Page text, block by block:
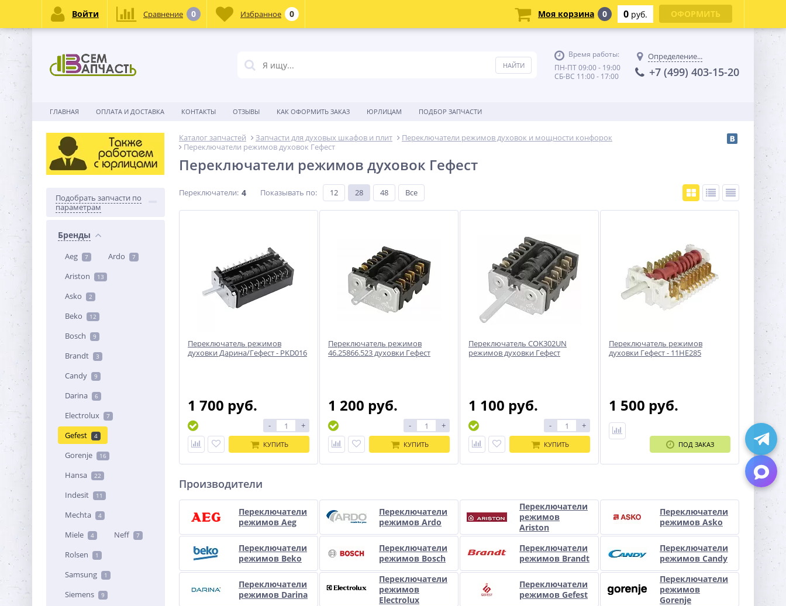
Время работы:
ПН-ПТ 09:00 - 19:00
СБ-ВС 11:00 - 17:00
Определение...
+7 (499) 403-15-20
ГЛАВНАЯ ОПЛАТА И ДОСТАВКА КОНТАКТЫ ОТЗЫВЫ КАК ОФОРМИТЬ ЗАКАЗ ЮРЛИЦАМ ПОДБОР ЗАПЧАСТИ
Подобрать запчасти по
параметрам
Бренды
Aeg 7 Ardo 7
Ariston 13
Asko 2
Beko 12
Bosch 9
Brandt 3
Candy 9
Darina 6
Electrolux 7
Gefest 4
Gorenje 16
Hansa 22
Indesit 11
Mechta 4
Miele 4 Neff 7
Rolsen 1
Samsung 1
Siemens 9
Каталог запчастей Запчасти для духовых шкафов и плит
Переключатели режимов духовок и мощности конфорок
Переключатели режимов духовок Гефест
Переключатели режимов духовок Гефест
Переключатели: 4 Показывать по: 12 28 48 Все
Переключатель режимов
духовки Дарина/Гефест - PKD016
1 700 руб.
- +
КУПИТЬ
Переключатель режимов
46.25866.523 духовки Гефест
1 200 руб.
- +
КУПИТЬ
Переключатель COK302UN
режимов духовки Гефест
1 100 руб.
- +
КУПИТЬ
Переключатель режимов
духовки Гефест - 11HE285
1 500 руб.
ПОД ЗАКАЗ
Производители
Переключатели
режимов Aeg
Переключатели
режимов Ardo
Переключатели
режимов
Ariston
Переключатели
режимов Asko
Переключатели
режимов Beko
Переключатели
режимов Bosch
Переключатели
режимов Brandt
Переключатели
режимов Candy
Переключатели
режимов Darina
Переключатели
режимов
Electrolux
Переключатели
режимов Gefest
Переключатели
режимов
Gorenje
Войти Сравнение 0 Избранное 0 Моя корзина 0 0 руб. ОФОРМИТЬ